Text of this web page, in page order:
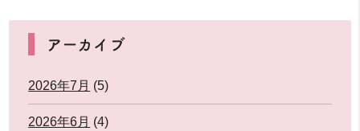
アーカイブ
2026年7月 (5)
2026年6月 (4)